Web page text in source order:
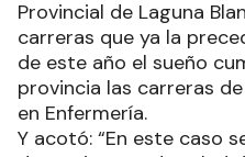
Provincial de Laguna
carreras que ya la
de este año el sueño
provincia las carreras
en Enfermería.
Y acotó: “En este caso